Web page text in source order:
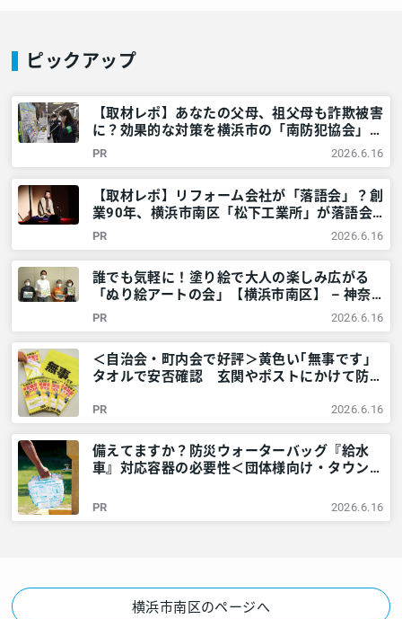
ピックアップ
【取材レポ】あなたの父母、祖父母も詐欺被害
に？効果的な対策を横浜市の「南防犯協会」に
教えてもらいました！ – 神奈川・東京多摩の
ご近所情報 – レアリア
PR 2026.6.16
【取材レポ】リフォーム会社が「落語会」？創
業90年、横浜市南区「松下工業所」が落語会
を開くワケ – 神奈川・東京多摩のご近所情報
– レアリア
PR 2026.6.16
誰でも気軽に！塗り絵で大人の楽しみ広がる
「ぬり絵アートの会」【横浜市南区】 – 神奈
川・東京多摩のご近所情報 – レアリア
PR 2026.6.16
＜自治会・町内会で好評＞黄色い｢無事です｣
タオルで安否確認 玄関やポストにかけて防災
アリア
PR 2026.6.16
備えてますか？防災ウォーターバッグ『給水
車』対応容器の必要性＜団体様向け・タウンニ
多摩のご近所情報 – レアリア
PR 2026.6.16
横浜市南区のページへ